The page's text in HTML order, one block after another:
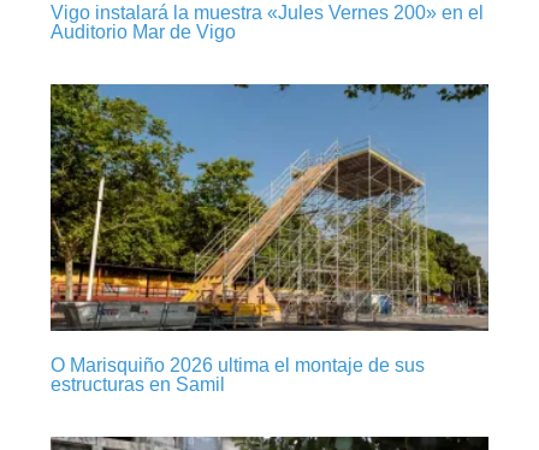
Vigo instalará la muestra «Jules Vernes 200» en el
Auditorio Mar de Vigo
O Marisquiño 2026 ultima el montaje de sus
estructuras en Samil